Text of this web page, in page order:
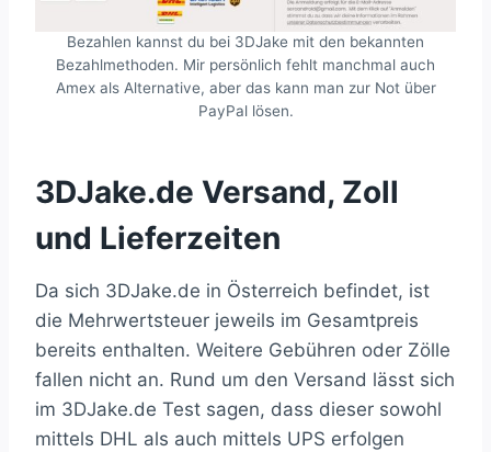
Bezahlen kannst du bei 3DJake mit den bekannten
Bezahlmethoden. Mir persönlich fehlt manchmal auch
Amex als Alternative, aber das kann man zur Not über
PayPal lösen.
3DJake.de Versand, Zoll
und Lieferzeiten
Da sich 3DJake.de in Österreich befindet, ist
die Mehrwertsteuer jeweils im Gesamtpreis
bereits enthalten. Weitere Gebühren oder Zölle
fallen nicht an. Rund um den Versand lässt sich
im 3DJake.de Test sagen, dass dieser sowohl
mittels DHL als auch mittels UPS erfolgen